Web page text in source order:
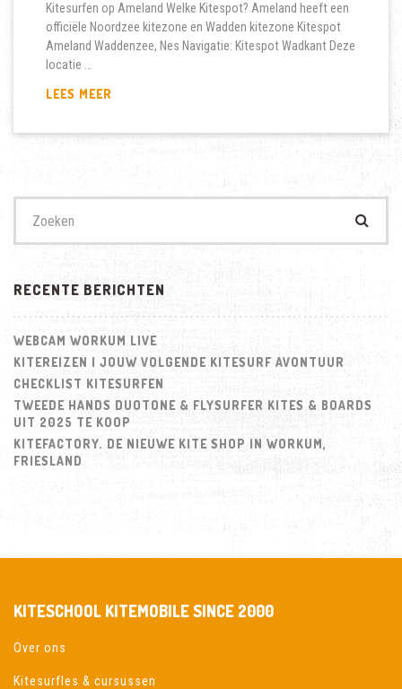
Kitesurfen op Ameland Welke Kitespot? Ameland heeft een
officiële Noordzee kitezone en Wadden kitezone Kitespot
Ameland Waddenzee, Nes Navigatie: Kitespot Wadkant Deze
locatie …
LEES MEER
WAAR
KITESURFEN?
naar:
RECENTE BERICHTEN
WEBCAM WORKUM LIVE
KITEREIZEN | JOUW VOLGENDE KITESURF AVONTUUR
CHECKLIST KITESURFEN
TWEEDE HANDS DUOTONE & FLYSURFER KITES & BOARDS
UIT 2025 TE KOOP
KITEFACTORY. DE NIEUWE KITE SHOP IN WORKUM,
FRIESLAND
KITESCHOOL KITEMOBILE SINCE 2000
Over ons
Kitesurfles & cursussen